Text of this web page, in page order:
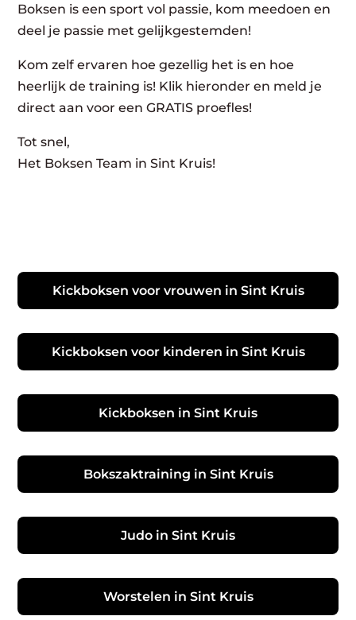
Boksen is een sport vol passie, kom meedoen en
deel je passie met gelijkgestemden!
Kom zelf ervaren hoe gezellig het is en hoe
heerlijk de training is! Klik hieronder en meld je
direct aan voor een GRATIS proefles!
Tot snel,
Het Boksen Team in Sint Kruis!
Kickboksen voor vrouwen in Sint Kruis
Kickboksen voor kinderen in Sint Kruis
Kickboksen in Sint Kruis
Bokszaktraining in Sint Kruis
Judo in Sint Kruis
Worstelen in Sint Kruis